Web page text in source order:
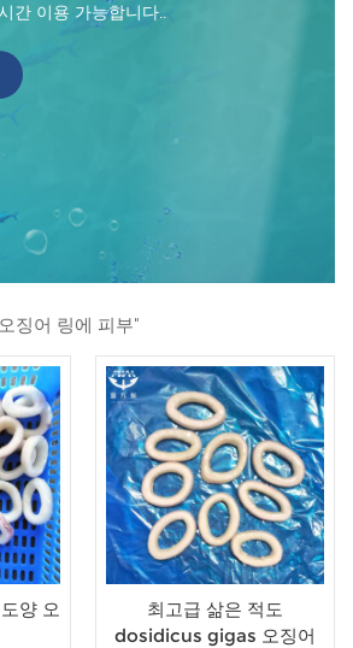
간 이용 가능합니다..
징어 링에 피부"
양 오
최고급 삶은 적도
dosidicus gigas 오징어